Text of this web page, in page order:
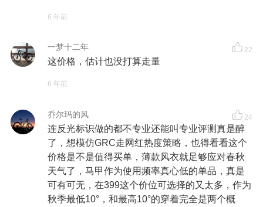
6 年前
一梦十二年 22
这价格，估计也没打算走量
6 年前
乔尔玛的风 24
连反光标识做的都不专业还能叫专业评测真是醉
了，想模仿GRC走网红热度策略，也得看看这个
价格是不是值得买单，薄款风衣就足够应对春秋
天气了，马甲作为使用频率真心低的单品，真是
可有可无，在399这个价位可选择的又太多，作为
秋季最低10°，和最高10°的穿着完全是两个概